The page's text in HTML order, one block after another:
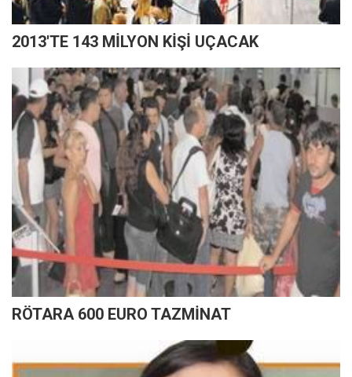
2013'TE 143 MİLYON KİŞİ UÇACAK
RÖTARA 600 EURO TAZMİNAT